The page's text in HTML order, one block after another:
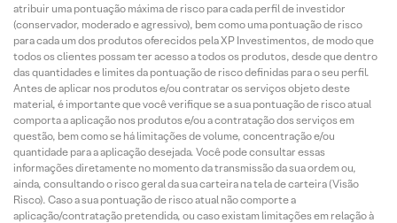
atribuir uma pontuação máxima de risco para cada perfil de investidor
(conservador, moderado e agressivo), bem como uma pontuação de risco
para cada um dos produtos oferecidos pela XP Investimentos, de modo que
todos os clientes possam ter acesso a todos os produtos, desde que dentro
das quantidades e limites da pontuação de risco definidas para o seu perfil.
Antes de aplicar nos produtos e/ou contratar os serviços objeto deste
material, é importante que você verifique se a sua pontuação de risco atual
comporta a aplicação nos produtos e/ou a contratação dos serviços em
questão, bem como se há limitações de volume, concentração e/ou
quantidade para a aplicação desejada. Você pode consultar essas
informações diretamente no momento da transmissão da sua ordem ou,
ainda, consultando o risco geral da sua carteira na tela de carteira (Visão
Risco). Caso a sua pontuação de risco atual não comporte a
aplicação/contratação pretendida, ou caso existam limitações em relação à